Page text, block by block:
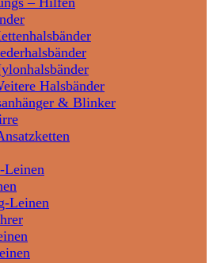
Halsbänder
& Blinker
Leinen